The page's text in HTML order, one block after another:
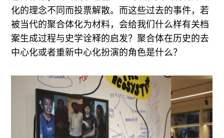
化的理念不同而投票解散。而这些过去的事件，若
被当代的聚合体化为材料，会给我们什么样有关档
案生成过程与史学诠释的启发？聚合体在历史的去
中心化或者重新中心化扮演的角色是什么？